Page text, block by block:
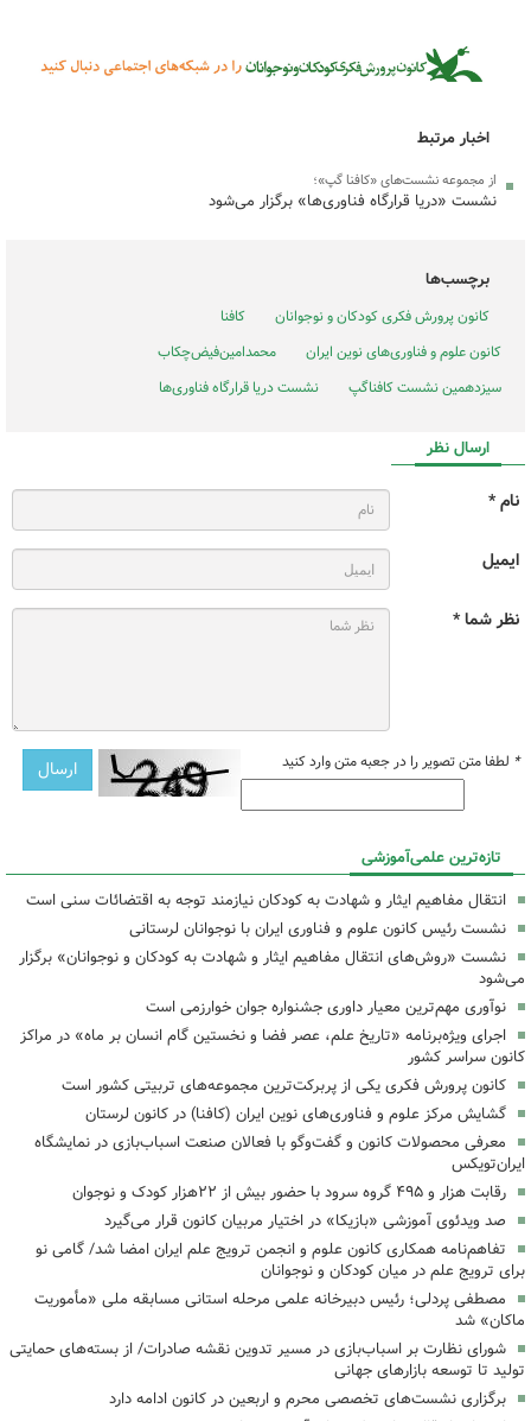
اخبار مرتبط
از مجموعه نشست‌های «کافنا گپ»؛
نشست «دریا قرارگاه فناوری‌ها» برگزار می‌شود
برچسب‌ها
کانون پرورش فکری کودکان و نوجوانان
کافنا
کانون علوم و فناوری‌های نوین ایران
محمدامین‌فیض‌چکاب
سیزدهمین نشست کافناگپ
نشست دریا قرارگاه فناوری‌ها
ارسال نظر
نام *
ایمیل
نظر شما *
* لطفا متن تصویر را در جعبه متن وارد کنید
تازه‌ترین علمی‌آموزشی
انتقال مفاهیم ایثار و شهادت به کودکان نیازمند توجه به اقتضائات سنی است
نشست رئیس کانون علوم و فناوری ایران با نوجوانان لرستانی
نشست «روش‌های انتقال مفاهیم ایثار و شهادت به کودکان و نوجوانان» برگزار
می‌شود
نوآوری مهم‌ترین معیار داوری جشنواره جوان خوارزمی است
اجرای ویژه‌برنامه «تاریخ علم، عصر فضا و نخستین گام انسان بر ماه» در مراکز
کانون سراسر کشور
کانون پرورش فکری یکی از پربرکت‌ترین مجموعه‌های تربیتی کشور است
گشایش مرکز علوم و فناوری‌های نوین ایران (کافنا) در کانون لرستان
معرفی محصولات کانون و گفت‌وگو با فعالان صنعت اسباب‌بازی در نمایشگاه
ایران‌تویکس
رقابت هزار و ۴۹۵ گروه سرود با حضور بیش از ۲۲هزار کودک و نوجوان
‌صد ویدئوی آموزشی «بازیکا» در اختیار مربیان کانون قرار می‌گیرد
تفاهم‌نامه همکاری کانون علوم و انجمن ترویج علم ایران امضا شد/ گامی نو
برای ترویج علم در میان کودکان و نوجوانان
مصطفی پردلی؛ رئیس دبیرخانه علمی مرحله استانی مسابقه ملی «مأموریت
ماکان» شد
شورای نظارت بر اسباب‌بازی در مسیر تدوین نقشه صادرات/ از بسته‌های حمایتی
تولید تا توسعه بازارهای جهانی
برگزاری نشست‌های تخصصی محرم و اربعین در کانون ادامه دارد